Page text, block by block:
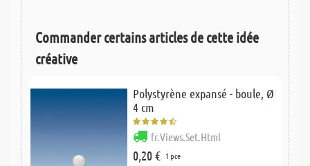
Commander certains articles de cette idée
créative
Polystyrène expansé - boule, Ø
4 cm
fr.Views.Set.Html
0,20 € 1 pce